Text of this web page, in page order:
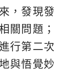
，發現發
關問題；
行第二次
與悟覺妙